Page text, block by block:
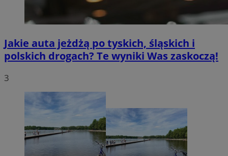
Jakie auta jeżdżą po tyskich, śląskich i
polskich drogach? Te wyniki Was zaskoczą!
3